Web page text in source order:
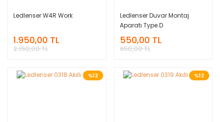
Ledlenser W4R Work
1.950,00 TL
2.150,00 TL
Ledlenser Duvar Montaj
Aparatı Type D
550,00 TL
650,00 TL
%12 %12